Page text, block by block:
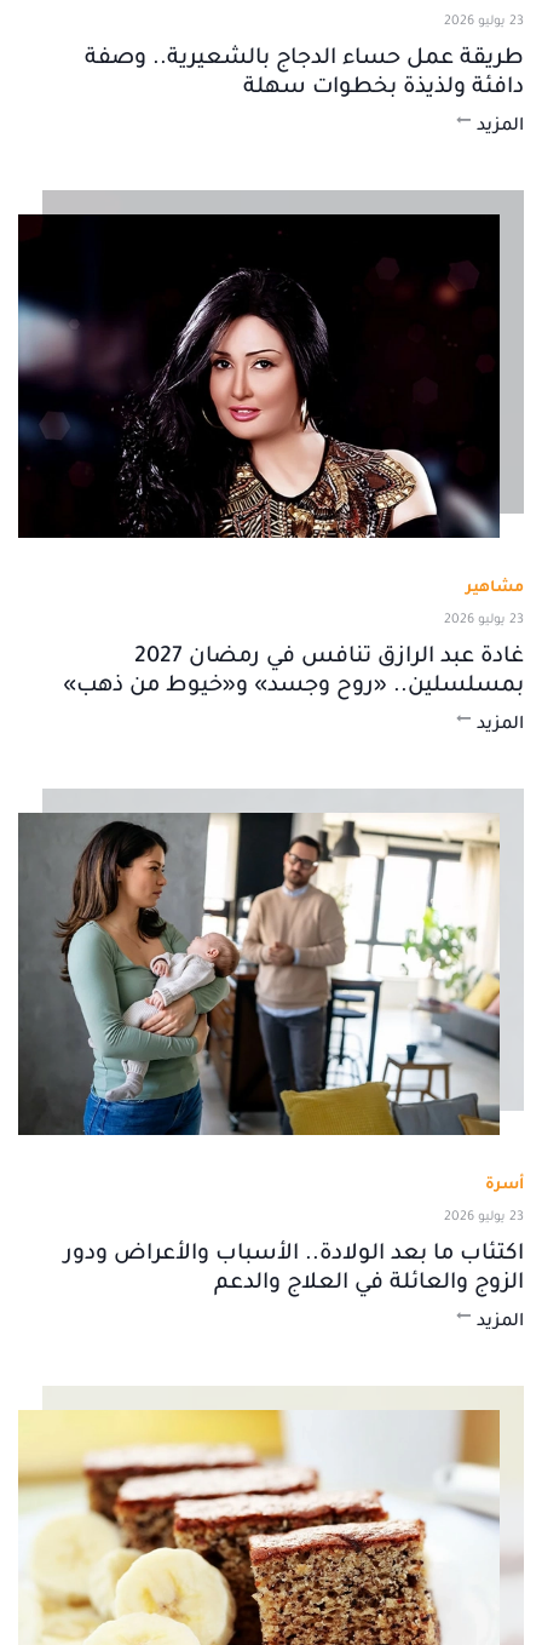
23 يوليو 2026
طريقة عمل حساء الدجاج بالشعيرية.. وصفة
دافئة ولذيذة بخطوات سهلة
المزيد
مشاهير
23 يوليو 2026
غادة عبد الرازق تنافس في رمضان 2027
بمسلسلين.. «روح وجسد» و«خيوط من ذهب»
المزيد
أسرة
23 يوليو 2026
اكتئاب ما بعد الولادة.. الأسباب والأعراض ودور
الزوج والعائلة في العلاج والدعم
المزيد